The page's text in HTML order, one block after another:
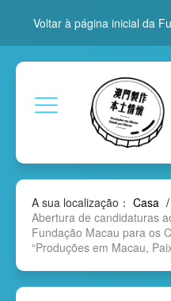
Voltar à página inicial da
A sua localização： Casa /
Abertura de candidaturas
Fundação Macau para os
“Produções em Macau,